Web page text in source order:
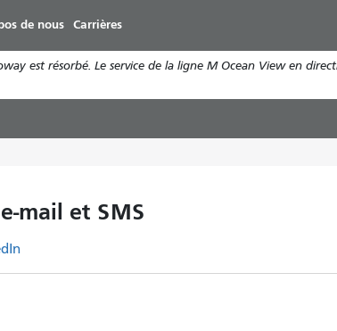
au
contenu
de nous Carrières
est résorbé. Le service de la ligne M Ocean View en
mail et SMS